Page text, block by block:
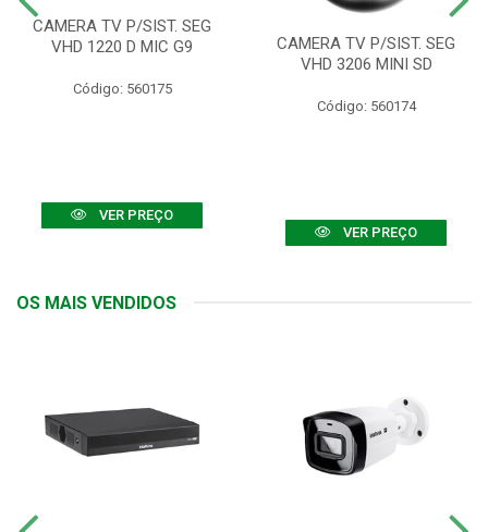
CAMERA TV P/SIST. SEG
VHD 1220 D MIC G9
Código: 560175
VER PREÇO
CAMERA TV P/SIST. SEG
VHD 3206 MINI SD
Código: 560174
VER PREÇO
OS MAIS VENDIDOS